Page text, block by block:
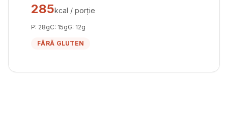
285kcal / porție
P: 28gC: 15gG: 12g
FĂRĂ GLUTEN